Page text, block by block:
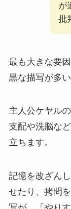
が
批
最も大きな要
黒な描写が多い
主人公ケヤル
支配や洗脳な
立ちます。
記憶を改ざん
せたり、拷問